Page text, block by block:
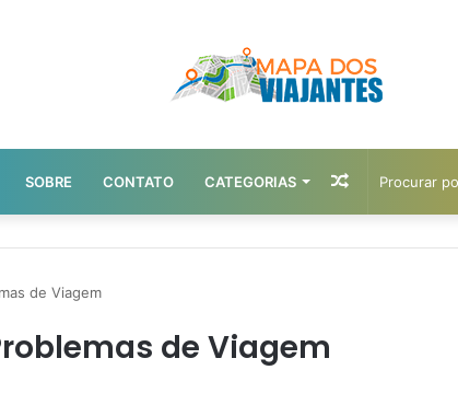
SOBRE CONTATO CATEGORIAS Artigo
aleatório
de Viagem
de Viagem